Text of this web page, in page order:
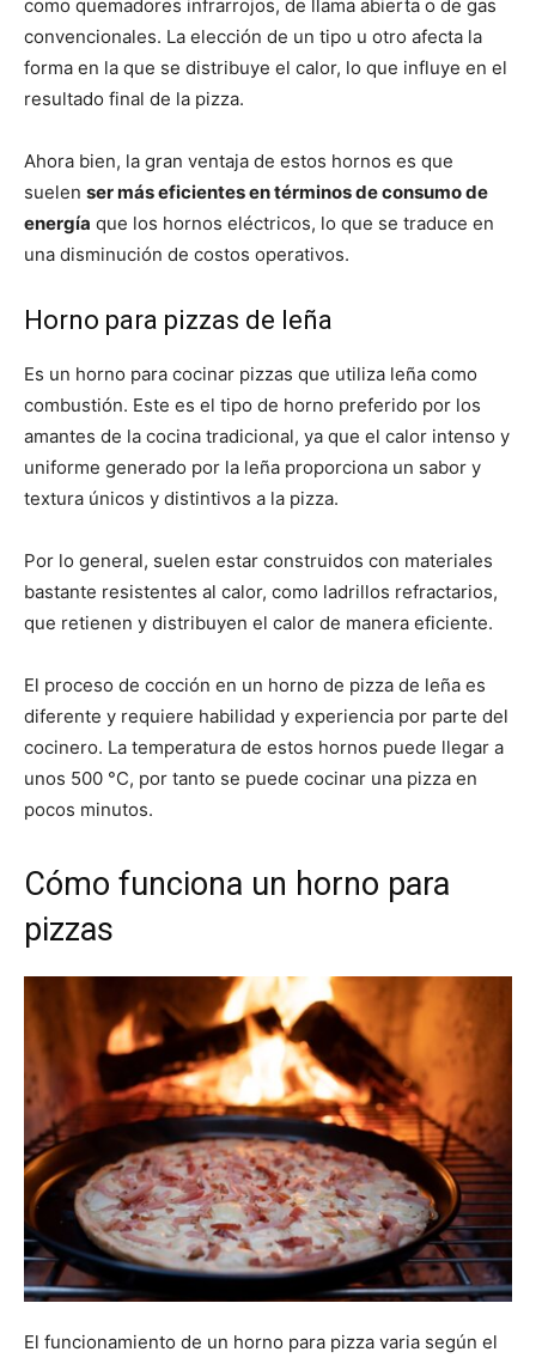
como quemadores infrarrojos, de llama abierta o de gas
convencionales. La elección de un tipo u otro afecta la
forma en la que se distribuye el calor, lo que influye en el
resultado final de la pizza.
Ahora bien, la gran ventaja de estos hornos es que
suelen ser más eficientes en términos de consumo de
energía que los hornos eléctricos, lo que se traduce en
una disminución de costos operativos.
Horno para pizzas de leña
Es un horno para cocinar pizzas que utiliza leña como
combustión. Este es el tipo de horno preferido por los
amantes de la cocina tradicional, ya que el calor intenso y
uniforme generado por la leña proporciona un sabor y
textura únicos y distintivos a la pizza.
Por lo general, suelen estar construidos con materiales
bastante resistentes al calor, como ladrillos refractarios,
que retienen y distribuyen el calor de manera eficiente.
El proceso de cocción en un horno de pizza de leña es
diferente y requiere habilidad y experiencia por parte del
cocinero. La temperatura de estos hornos puede llegar a
unos 500 °C, por tanto se puede cocinar una pizza en
pocos minutos.
Cómo funciona un horno para
pizzas
El funcionamiento de un horno para pizza varia según el